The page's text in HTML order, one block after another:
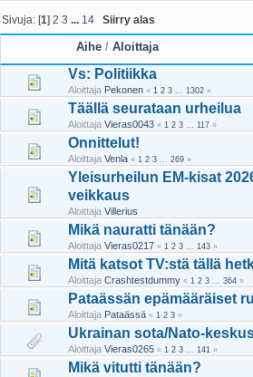
Sivuja: [1]2 3 ... 14 Siirry alas
Aihe / Aloittaja
Vs: Politiikka
Aloittaja Pekonen « 1 2 3 ... 1302 »
Täällä seurataan urheilua
Aloittaja Vieras0043 « 1 2 3 ... 117 »
Onnittelut!
Aloittaja Venla « 1 2 3 ... 269 »
Yleisurheilun EM-kisat
veikkaus
Aloittaja Villerius
Mikä nauratti tänään?
Aloittaja Vieras0217 « 1 2 3 ... 143 »
Mitä katsot TV:stä tällä
Aloittaja Crashtestdummy « 1 2 3 ... 364 »
Pataässän epämääräiset
Aloittaja Pataässä « 1 2 3 »
Ukrainan sota/Nato-
Aloittaja Vieras0265 « 1 2 3 ... 141 »
Mikä vitutti tänään?